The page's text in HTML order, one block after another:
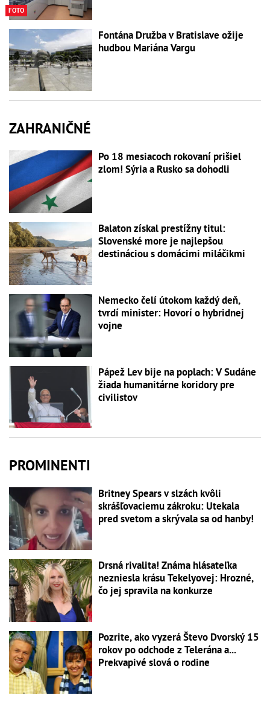
FOTO
Fontána Družba v Bratislave ožije
hudbou Mariána Vargu
ZAHRANIČNÉ
Po 18 mesiacoch rokovaní prišiel
zlom! Sýria a Rusko sa dohodli
Balaton získal prestížny titul:
Slovenské more je najlepšou
destináciou s domácimi miláčikmi
Nemecko čelí útokom každý deň,
tvrdí minister: Hovorí o hybridnej
vojne
Pápež Lev bije na poplach: V Sudáne
žiada humanitárne koridory pre
civilistov
PROMINENTI
Britney Spears v slzách kvôli
skrášľovaciemu zákroku: Utekala
pred svetom a skrývala sa od hanby!
Drsná rivalita! Známa hlásateľka
nezniesla krásu Tekelyovej: Hrozné,
čo jej spravila na konkurze
Pozrite, ako vyzerá Števo Dvorský 15
rokov po odchode z Telerána a...
Prekvapivé slová o rodine